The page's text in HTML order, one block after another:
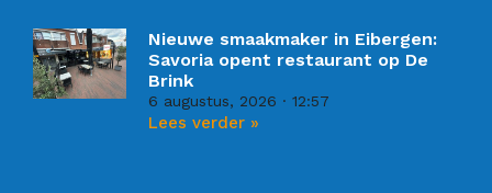
Nieuwe smaakmaker in Eibergen:
Savoria opent restaurant op De
Brink
6 augustus, 2026 12:57
Lees verder »